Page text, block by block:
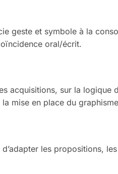
geste et symbole à la
oral/écrit.
acquisitions, sur la
mise en place du
les propositions,